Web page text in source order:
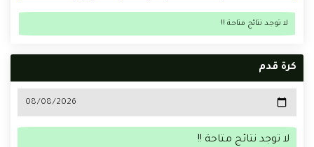
لا توجد نتائج متاحة !!
كرة قدم
لا توجد نتائج متاحة !!